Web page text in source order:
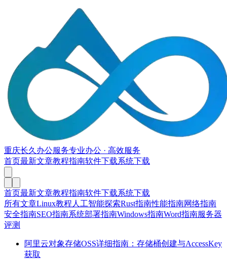
重庆长久办公服务专业办公 · 高效服务
首页最新文章教程指南软件下载系统下载
首页最新文章教程指南软件下载系统下载
所有文章Linux教程 人工智能探索Rust指南性能指南网络指南
安全指南SEO指南系统部署指南Windows指南Word指南服务器
评测
阿里云对象存储OSS详细指南：存储桶创建与AccessKey
获取